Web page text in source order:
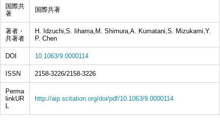
国際共
著
国際共著
著者・
共著者
H. Idzuchi,S. Iihama,M. Shimura,A. Kumatani,S. Mizukami,Y.
P. Chen
DOI 10.1063/9.0000114
ISSN 2158-3226/2158-3226
Perma
linkUR
L
http://aip.scitation.org/doi/pdf/10.1063/9.0000114